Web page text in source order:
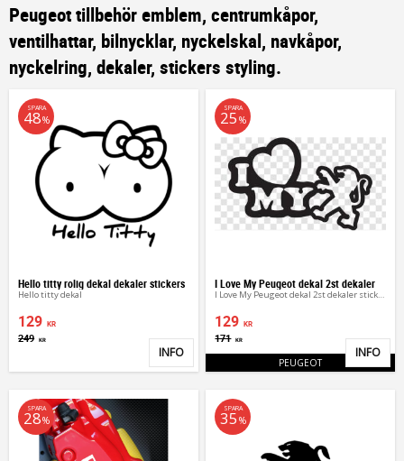
Peugeot tillbehör emblem, centrumkåpor,
ventilhattar, bilnycklar, nyckelskal, navkåpor,
nyckelring, dekaler, stickers styling.
Hello titty rolig dekal dekaler stickers
Hello titty dekal
129 KR
249 KR
SPARA
48%
Lägg till i favoriter
INFO
I Love My Peugeot dekal 2st dekaler
I Love My Peugeot dekal 2st dekaler stickers
129 KR
171 KR
SPARA
25 %
PEUGEOT
INFO
SPARA
28%
SPARA
35 %